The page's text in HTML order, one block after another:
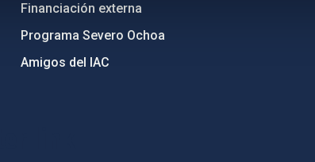
Financiación externa
Programa Severo Ochoa
Amigos del IAC